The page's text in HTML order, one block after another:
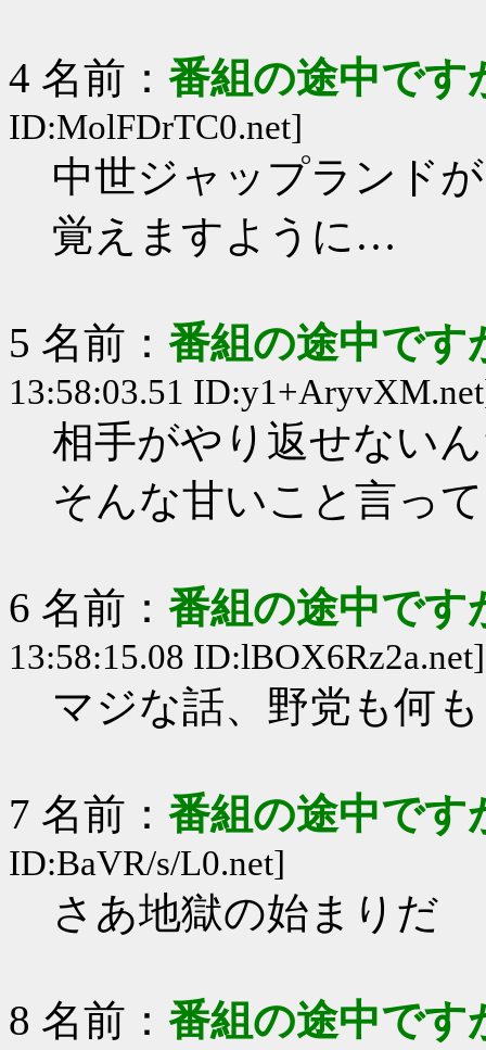
4 名前： 番組の途中で
ID:MolFDrTC0.net]
中世ジャップランド
覚えますように…
5 名前： 番組の途中で
13:58:03.51
相手がやり返せない
そんな甘いこと言っ
6 名前： 番組の途中で
13:58:15.08 ID:lBOX6Rz2a.net]
マジな話、野党も何
7 名前： 番組の途中で
ID:BaVR/s/L0.net]
さあ地獄の始まりだ
8 名前： 番組の途中で